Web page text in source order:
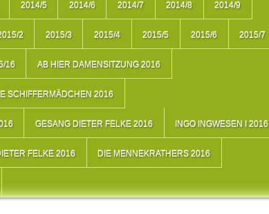
2014/5 2014/6 2014/7 2014/8 2014/9
2 2015/3 2015/4 2015/5 2015/6 2015/7
16 AB HIER DAMENSITZUNG 2016
SCHIFFERMÄDCHEN 2016
GESANG DIETER FELKE 2016 INGO INGWESEN I 2016
FELKE 2016 DIE MENNEKRATHERS 2016